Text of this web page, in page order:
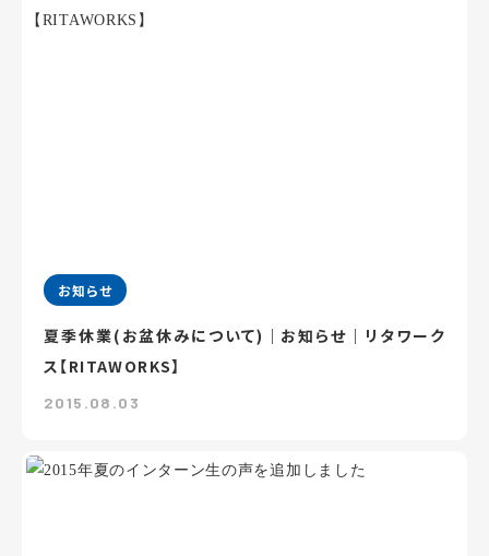
お知らせ
夏季休業(お盆休みについて)｜お知らせ｜リタワーク
ス【RITAWORKS】
2015.08.03